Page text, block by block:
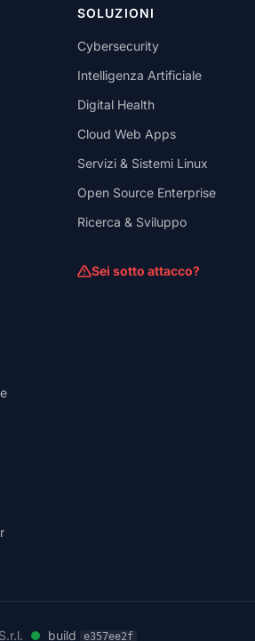
SOLUZIONI
Cybersecurity
Intelligenza Artificiale
Digital Health
Cloud Web Apps
Servizi & Sistemi Linux
Open Source Enterprise
Ricerca & Sviluppo
Sei sotto attacco?
build e357ee2f